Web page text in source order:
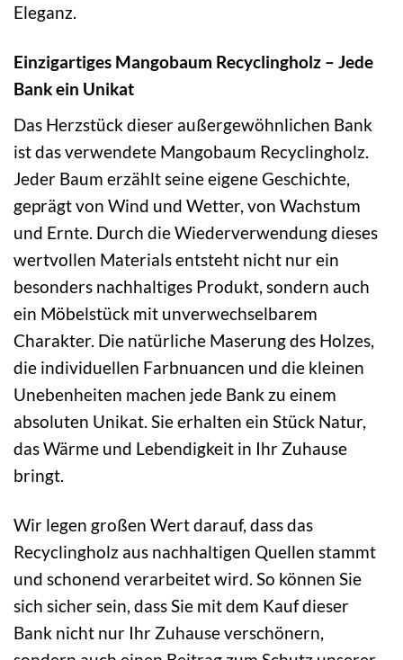
Eleganz.
Einzigartiges Mangobaum Recyclingholz – Jede
Bank ein Unikat
Das Herzstück dieser außergewöhnlichen Bank
ist das verwendete Mangobaum Recyclingholz.
Jeder Baum erzählt seine eigene Geschichte,
geprägt von Wind und Wetter, von Wachstum
und Ernte. Durch die Wiederverwendung dieses
wertvollen Materials entsteht nicht nur ein
besonders nachhaltiges Produkt, sondern auch
ein Möbelstück mit unverwechselbarem
Charakter. Die natürliche Maserung des Holzes,
die individuellen Farbnuancen und die kleinen
Unebenheiten machen jede Bank zu einem
absoluten Unikat. Sie erhalten ein Stück Natur,
das Wärme und Lebendigkeit in Ihr Zuhause
bringt.
Wir legen großen Wert darauf, dass das
Recyclingholz aus nachhaltigen Quellen stammt
und schonend verarbeitet wird. So können Sie
sich sicher sein, dass Sie mit dem Kauf dieser
Bank nicht nur Ihr Zuhause verschönern,